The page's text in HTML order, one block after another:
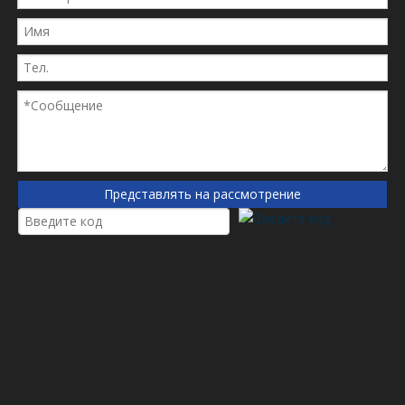
предыдущий:
следующий:
Воздушный фильтр Дональдсон фильтр Дональдсон
P627763
сопутствующие товары
Представлять на рассмотрение